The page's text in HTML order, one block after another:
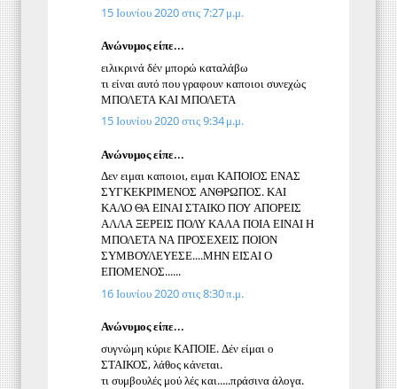
15 Ιουνίου 2020 στις 7:27 μ.μ.
Ανώνυμος είπε...
ειλικρινά δέν μπορώ καταλάβω
τι είναι αυτό που γραφουν καποιοι συνεχώς
ΜΠΟΛΕΤΑ ΚΑΙ ΜΠΟΛΕΤΑ
15 Ιουνίου 2020 στις 9:34 μ.μ.
Ανώνυμος είπε...
Δεν ειμαι καποιοι, ειμαι ΚΑΠΟΙΟΣ ΕΝΑΣ
ΣΥΓΚΕΚΡΙΜΕΝΟΣ ΑΝΘΡΩΠΟΣ. ΚΑΙ
ΚΑΛΟ ΘΑ ΕΙΝΑΙ ΣΤΑΙΚΟ ΠΟΥ ΑΠΟΡΕΙΣ
ΑΛΛΑ ΞΕΡΕΙΣ ΠΟΛΥ ΚΑΛΑ ΠΟΙΑ ΕΙΝΑΙ Η
ΜΠΟΛΕΤΑ ΝΑ ΠΡΟΣΕΧΕΙΣ ΠΟΙΟΝ
ΣΥΜΒΟΥΛΕΥΕΣΕ....ΜΗΝ ΕΙΣΑΙ Ο
ΕΠΟΜΕΝΟΣ......
16 Ιουνίου 2020 στις 8:30 π.μ.
Ανώνυμος είπε...
συγνώμη κύριε ΚΑΠΟΙΕ. Δέν είμαι ο
ΣΤΑΙΚΟΣ, λάθος κάνεται.
τι συμβουλές μού λές και.....πράσινα άλογα.